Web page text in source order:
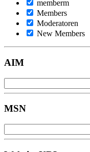
memberm
Members
Moderatoren
New Members
AIM
MSN